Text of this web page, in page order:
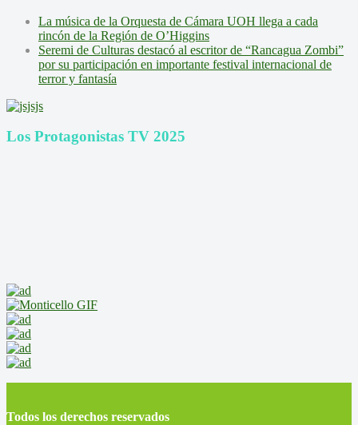
La música de la Orquesta de Cámara UOH llega a cada
rincón de la Región de O’Higgins
Seremi de Culturas destacó al escritor de “Rancagua Zombi”
por su participación en importante festival internacional de
terror y fantasía
Los Protagonistas TV 2025
Todos los derechos reservados